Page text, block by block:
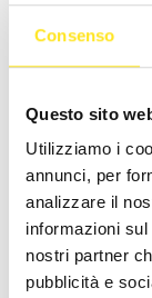
Consenso
Questo sito
Utilizziamo i
annunci, per
analizzare il
informazioni
nostri partner
pubblicità e